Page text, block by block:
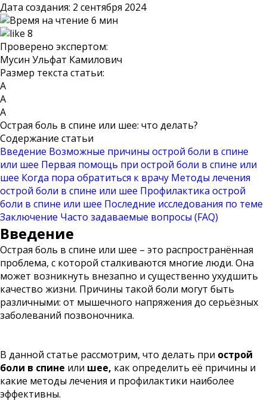
Дата создания: 2 сентября 2024
6 мин
8
Проверено экспертом:
Мусин Ульфат Камилович
Размер текста статьи:
А
А
А
Острая боль в спине или шее: что делать?
Содержание статьи
Введение Возможные причины острой боли в спине
или шее Первая помощь при острой боли в спине или
шее Когда пора обратиться к врачу Методы лечения
острой боли в спине или шее Профилактика острой
боли в спине или шее Последние исследования по теме
Заключение Часто задаваемые вопросы (FAQ)
Введение
Острая боль в спине или шее – это распространённая
проблема, с которой сталкиваются многие люди. Она
может возникнуть внезапно и существенно ухудшить
качество жизни. Причины такой боли могут быть
различными: от мышечного напряжения до серьёзных
заболеваний позвоночника.
В данной статье рассмотрим, что делать при острой
боли в спине или шее, как определить её причины и
какие методы лечения и профилактики наиболее
эффективны.